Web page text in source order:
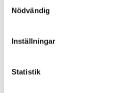
Nödvändig
Inställningar
Statistik
KONTAKT
Besöksadress